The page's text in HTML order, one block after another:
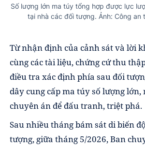
Số lượng lớn ma túy tổng hợp được lực
tại nhà các đối tượng. Ảnh: Công an
Từ nhận định của cảnh sát và lời
cùng các tài liệu, chứng cứ thu
điều tra xác định phía sau đối
dây cung cấp ma túy số lượng lớn,
chuyên án để đấu tranh, triệt phá.
Sau nhiều tháng bám sát di biến
tượng, giữa tháng 5/2026, Ban